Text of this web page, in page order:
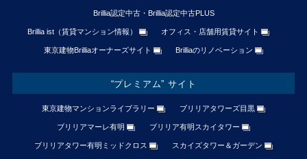
Brillia認定中古・Brillia認定中古PLUS
Brillia ist（賃貸マンション情報） オフィス・店舗用賃貸サイト
東京建物Brilliaオーナーズサイト Brilliaのリノベーション
“プレミアム” サイト
東京建物マンションライブラリー ブリリアタワーズ目黒
ブリリアマーレ有明 ブリリア有明スカイタワー
ブリリアタワー有明ミッドクロス スカイズタワー＆ガーデン